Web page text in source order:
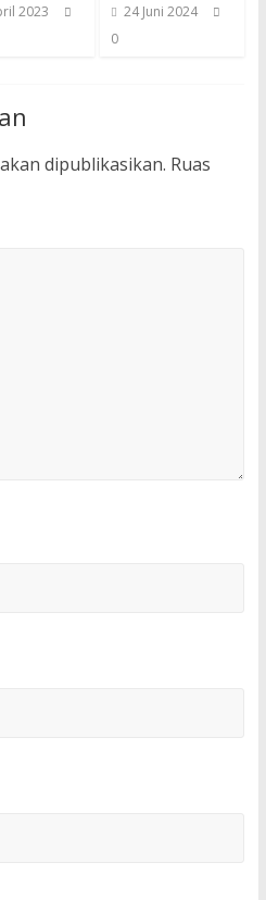
2023
24 Juni 2024
0
dipublikasikan. Ruas